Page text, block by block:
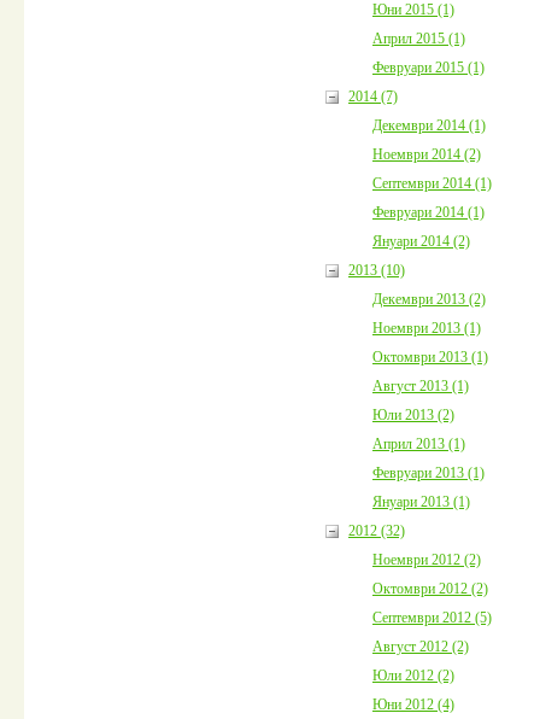
Юни 2015 (1)
Април 2015 (1)
Февруари 2015 (1)
2014 (7)
Декември 2014 (1)
Ноември 2014 (2)
Септември 2014 (1)
Февруари 2014 (1)
Януари 2014 (2)
2013 (10)
Декември 2013 (2)
Ноември 2013 (1)
Октомври 2013 (1)
Август 2013 (1)
Юли 2013 (2)
Април 2013 (1)
Февруари 2013 (1)
Януари 2013 (1)
2012 (32)
Ноември 2012 (2)
Октомври 2012 (2)
Септември 2012 (5)
Август 2012 (2)
Юли 2012 (2)
Юни 2012 (4)